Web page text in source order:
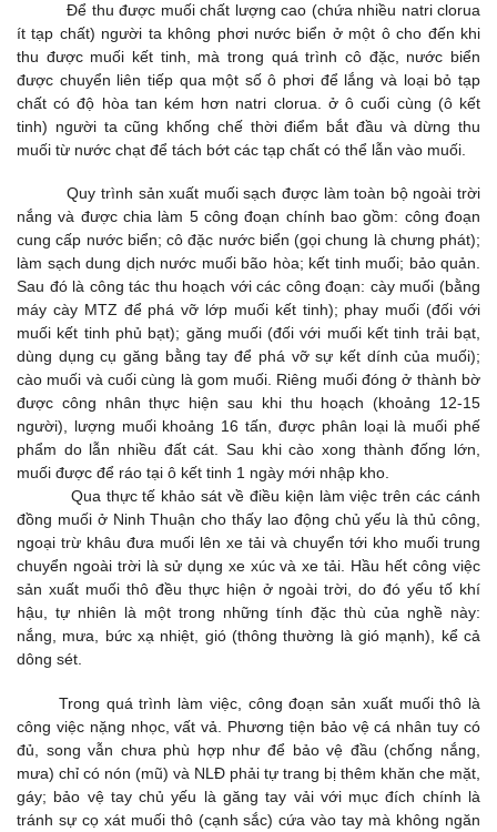
Để thu được muối chất lượng cao (chứa nhiều natri clorua
ít tạp chất) người ta không phơi nước biển ở một ô cho đến khi
thu được muối kết tinh, mà trong quá trình cô đặc, nước biển
được chuyển liên tiếp qua một số ô phơi để lắng và loại bỏ tạp
chất có độ hòa tan kém hơn natri clorua. ở ô cuối cùng (ô kết
tinh) người ta cũng khống chế thời điểm bắt đầu và dừng thu
muối từ nước chạt để tách bớt các tạp chất có thể lẫn vào muối.
Quy trình sản xuất muối sạch được làm toàn bộ ngoài trời
nắng và được chia làm 5 công đoạn chính bao gồm: công đoạn
cung cấp nước biển; cô đặc nước biển (gọi chung là chưng phát);
làm sạch dung dịch nước muối bão hòa; kết tinh muối; bảo quản.
Sau đó là công tác thu hoạch với các công đoạn: cày muối (bằng
máy cày MTZ để phá vỡ lớp muối kết tinh); phay muối (đối với
muối kết tinh phủ bạt); găng muối (đối với muối kết tinh trải bạt,
dùng dụng cụ găng bằng tay để phá vỡ sự kết dính của muối);
cào muối và cuối cùng là gom muối. Riêng muối đóng ở thành bờ
được công nhân thực hiện sau khi thu hoạch (khoảng 12-15
người), lượng muối khoảng 16 tấn, được phân loại là muối phế
phẩm do lẫn nhiều đất cát. Sau khi cào xong thành đống lớn,
muối được để ráo tại ô kết tinh 1 ngày mới nhập kho.
Qua thực tế khảo sát về điều kiện làm việc trên các cánh
đồng muối ở Ninh Thuận cho thấy lao động chủ yếu là thủ công,
ngoại trừ khâu đưa muối lên xe tải và chuyển tới kho muối trung
chuyển ngoài trời là sử dụng xe xúc và xe tải. Hầu hết công việc
sản xuất muối thô đều thực hiện ở ngoài trời, do đó yếu tố khí
hậu, tự nhiên là một trong những tính đặc thù của nghề này:
nắng, mưa, bức xạ nhiệt, gió (thông thường là gió mạnh), kể cả
dông sét.
Trong quá trình làm việc, công đoạn sản xuất muối thô là
công việc nặng nhọc, vất vả. Phương tiện bảo vệ cá nhân tuy có
đủ, song vẫn chưa phù hợp như để bảo vệ đầu (chống nắng,
mưa) chỉ có nón (mũ) và NLĐ phải tự trang bị thêm khăn che mặt,
gáy; bảo vệ tay chủ yếu là găng tay vải với mục đích chính là
tránh sự cọ xát muối thô (cạnh sắc) cứa vào tay mà không ngăn